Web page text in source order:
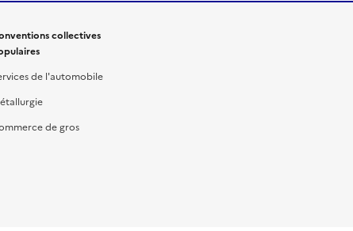
collectives
de l'automobile
de gros